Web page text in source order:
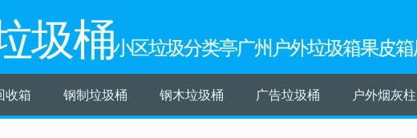
圾桶小区垃圾分类亭广州户外垃圾箱果皮
收箱 钢制垃圾桶 钢木垃圾桶 广告垃圾桶 户外烟灰柱